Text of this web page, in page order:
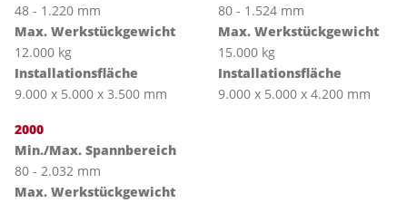
48 - 1.220 mm
Max. Werkstückgewicht
12.000 kg
Installationsfläche
9.000 x 5.000 x 3.500 mm
80 - 1.524 mm
Max. Werkstückgewicht
15.000 kg
Installationsfläche
9.000 x 5.000 x 4.200 mm
2000
Min./Max. Spannbereich
80 - 2.032 mm
Max. Werkstückgewicht